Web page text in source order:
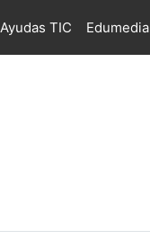
Ayudas TIC Edumedia